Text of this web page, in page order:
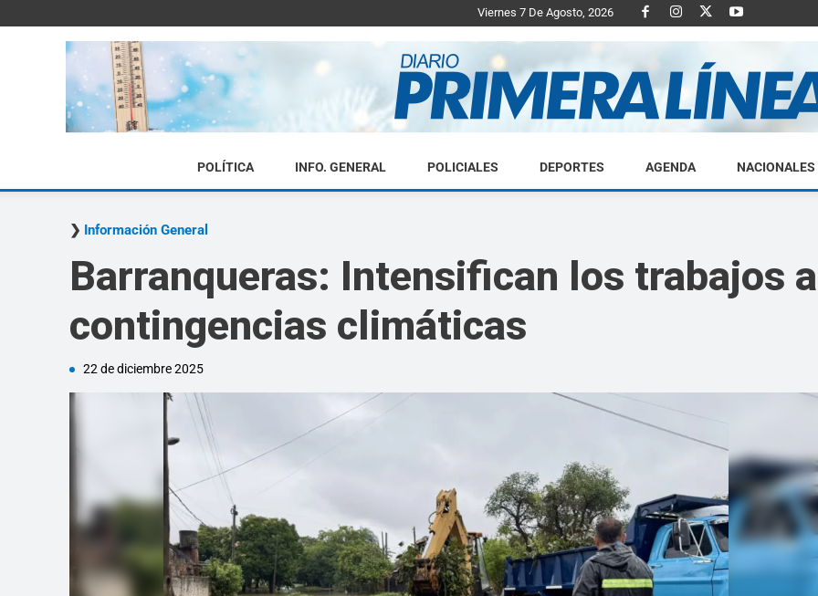
Viernes 7 De Agosto, 2026
Diario
Linea
POLÍTICA INFO. GENERAL POLICIALES DEPORTES AGENDA NACIONALES
Información General
Barranqueras: Intensifican los trabajos
contingencias climáticas
22 de diciembre 2025